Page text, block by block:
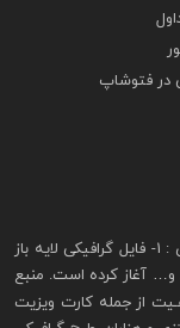
در فتوشاپ
فايل گرافيکی لايه باز
اديوس و… آغاز کرده است. منبع
از جملهکارت ويزيت